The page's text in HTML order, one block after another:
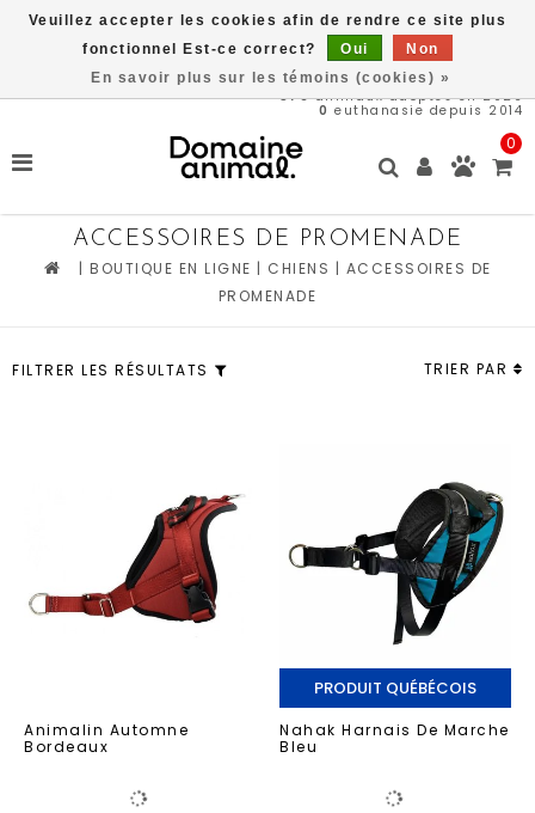
576animaux adoptés en 2026
0 euthanasie depuis 2014
0
ACCESSOIRES DE PROMENADE
| BOUTIQUE EN LIGNE | CHIENS | ACCESSOIRES DE
PROMENADE
FILTRER LES RÉSULTATS TRIER PAR
Animalin Automne
Bordeaux
PRODUIT QUÉBÉCOIS
Nahak Harnais De Marche
Bleu
Veuillez accepter les cookies afin de rendre ce site plus
fonctionnel Est-ce correct?
Oui
Non
En savoir plus sur les témoins (cookies) »
Une partie des bénéfices est remit directement au refuge du
Domaine Animal, ACHETEZ ICI, SAUVEZ DES VIES